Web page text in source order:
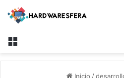
Inicio /